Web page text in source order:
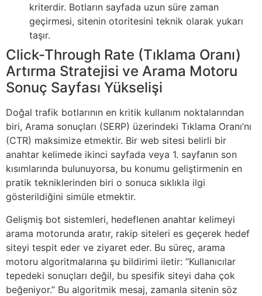
kriterdir. Botların sayfada uzun süre zaman
geçirmesi, sitenin otoritesini teknik olarak yukarı
taşır.
Click-Through Rate (Tıklama Oranı)
Artırma Stratejisi ve Arama Motoru
Sonuç Sayfası Yükselişi
Doğal trafik botlarının en kritik kullanım noktalarından
biri, Arama sonuçları (SERP) üzerindeki Tıklama Oranı’nı
(CTR) maksimize etmektir. Bir web sitesi belirli bir
anahtar kelimede ikinci sayfada veya 1. sayfanın son
kısımlarında bulunuyorsa, bu konumu geliştirmenin en
pratik tekniklerinden biri o sonuca sıklıkla ilgi
gösterildiğini simüle etmektir.
Gelişmiş bot sistemleri, hedeflenen anahtar kelimeyi
arama motorunda aratır, rakip siteleri es geçerek hedef
siteyi tespit eder ve ziyaret eder. Bu süreç, arama
motoru algoritmalarına şu bildirimi iletir: “Kullanıcılar
tepedeki sonuçları değil, bu spesifik siteyi daha çok
beğeniyor.” Bu algoritmik mesaj, zamanla sitenin söz